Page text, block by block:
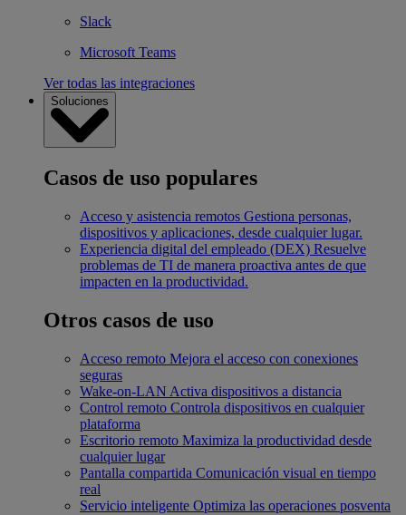
Slack
Microsoft Teams
Ver todas las integraciones
Soluciones
Casos de uso populares
Acceso y asistencia remotos Gestiona personas,
dispositivos y aplicaciones, desde cualquier lugar.
Experiencia digital del empleado (DEX) Resuelve
problemas de TI de manera proactiva antes de que
impacten en la productividad.
Otros casos de uso
Acceso remoto Mejora el acceso con conexiones
seguras
Wake-on-LAN Activa dispositivos a distancia
Control remoto Controla dispositivos en cualquier
plataforma
Escritorio remoto Maximiza la productividad desde
cualquier lugar
Pantalla compartida Comunicación visual en tiempo
real
Servicio inteligente Optimiza las operaciones posventa